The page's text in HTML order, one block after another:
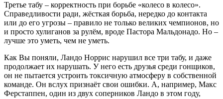
Третье табу – корректность при борьбе «колесо в колесо».
Справедливости ради, жёсткая борьба, нередко до контакта
или до его угрозы – правило не только великих чемпионов, но
и просто хулиганов за рулём, вроде Пастора Мальдонадо. Но –
лучше это уметь, чем не уметь.
Как Вы поняли, Ландо Норрис нарушил все три табу, и даже
продолжает их нарушать. У него есть друзья среди гонщиков,
он не пытается устроить токсичную атмосферу в собственной
команде. Он вслух признаёт свои ошибки. А, например, Макс
Ферстаппен, один из двух соперников Ландо в этом году,